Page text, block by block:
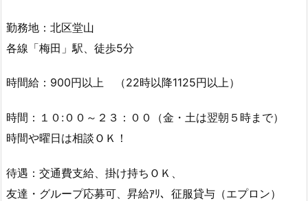
勤務地：北区堂山
各線「梅田」駅、徒歩5分
時間給：900円以上 （22時以降1125円以上）
時間：１０:００～２３：００（金・土は翌朝５時まで）
時間や曜日は相談ＯＫ！
待遇：交通費支給、掛け持ちＯＫ、
友達・グループ応募可、昇給ｱﾘ、征服貸与（エプロン）